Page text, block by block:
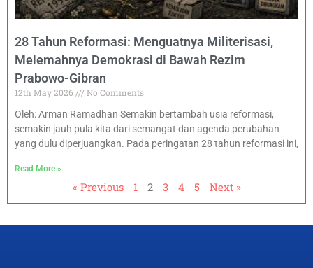
28 Tahun Reformasi: Menguatnya Militerisasi,
Melemahnya Demokrasi di Bawah Rezim
Prabowo-Gibran
12th May 2026
No Comments
Oleh: Arman Ramadhan Semakin bertambah usia reformasi,
semakin jauh pula kita dari semangat dan agenda perubahan
yang dulu diperjuangkan. Pada peringatan 28 tahun reformasi ini,
Read More »
« Previous 1 2 3 4 5 Next »